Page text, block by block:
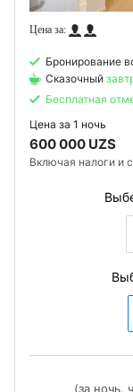
Бронирование
Сказочный
Бесплатная
Цена за 1 ночь
600 000 UZS
Включая налоги и
(за ночь,